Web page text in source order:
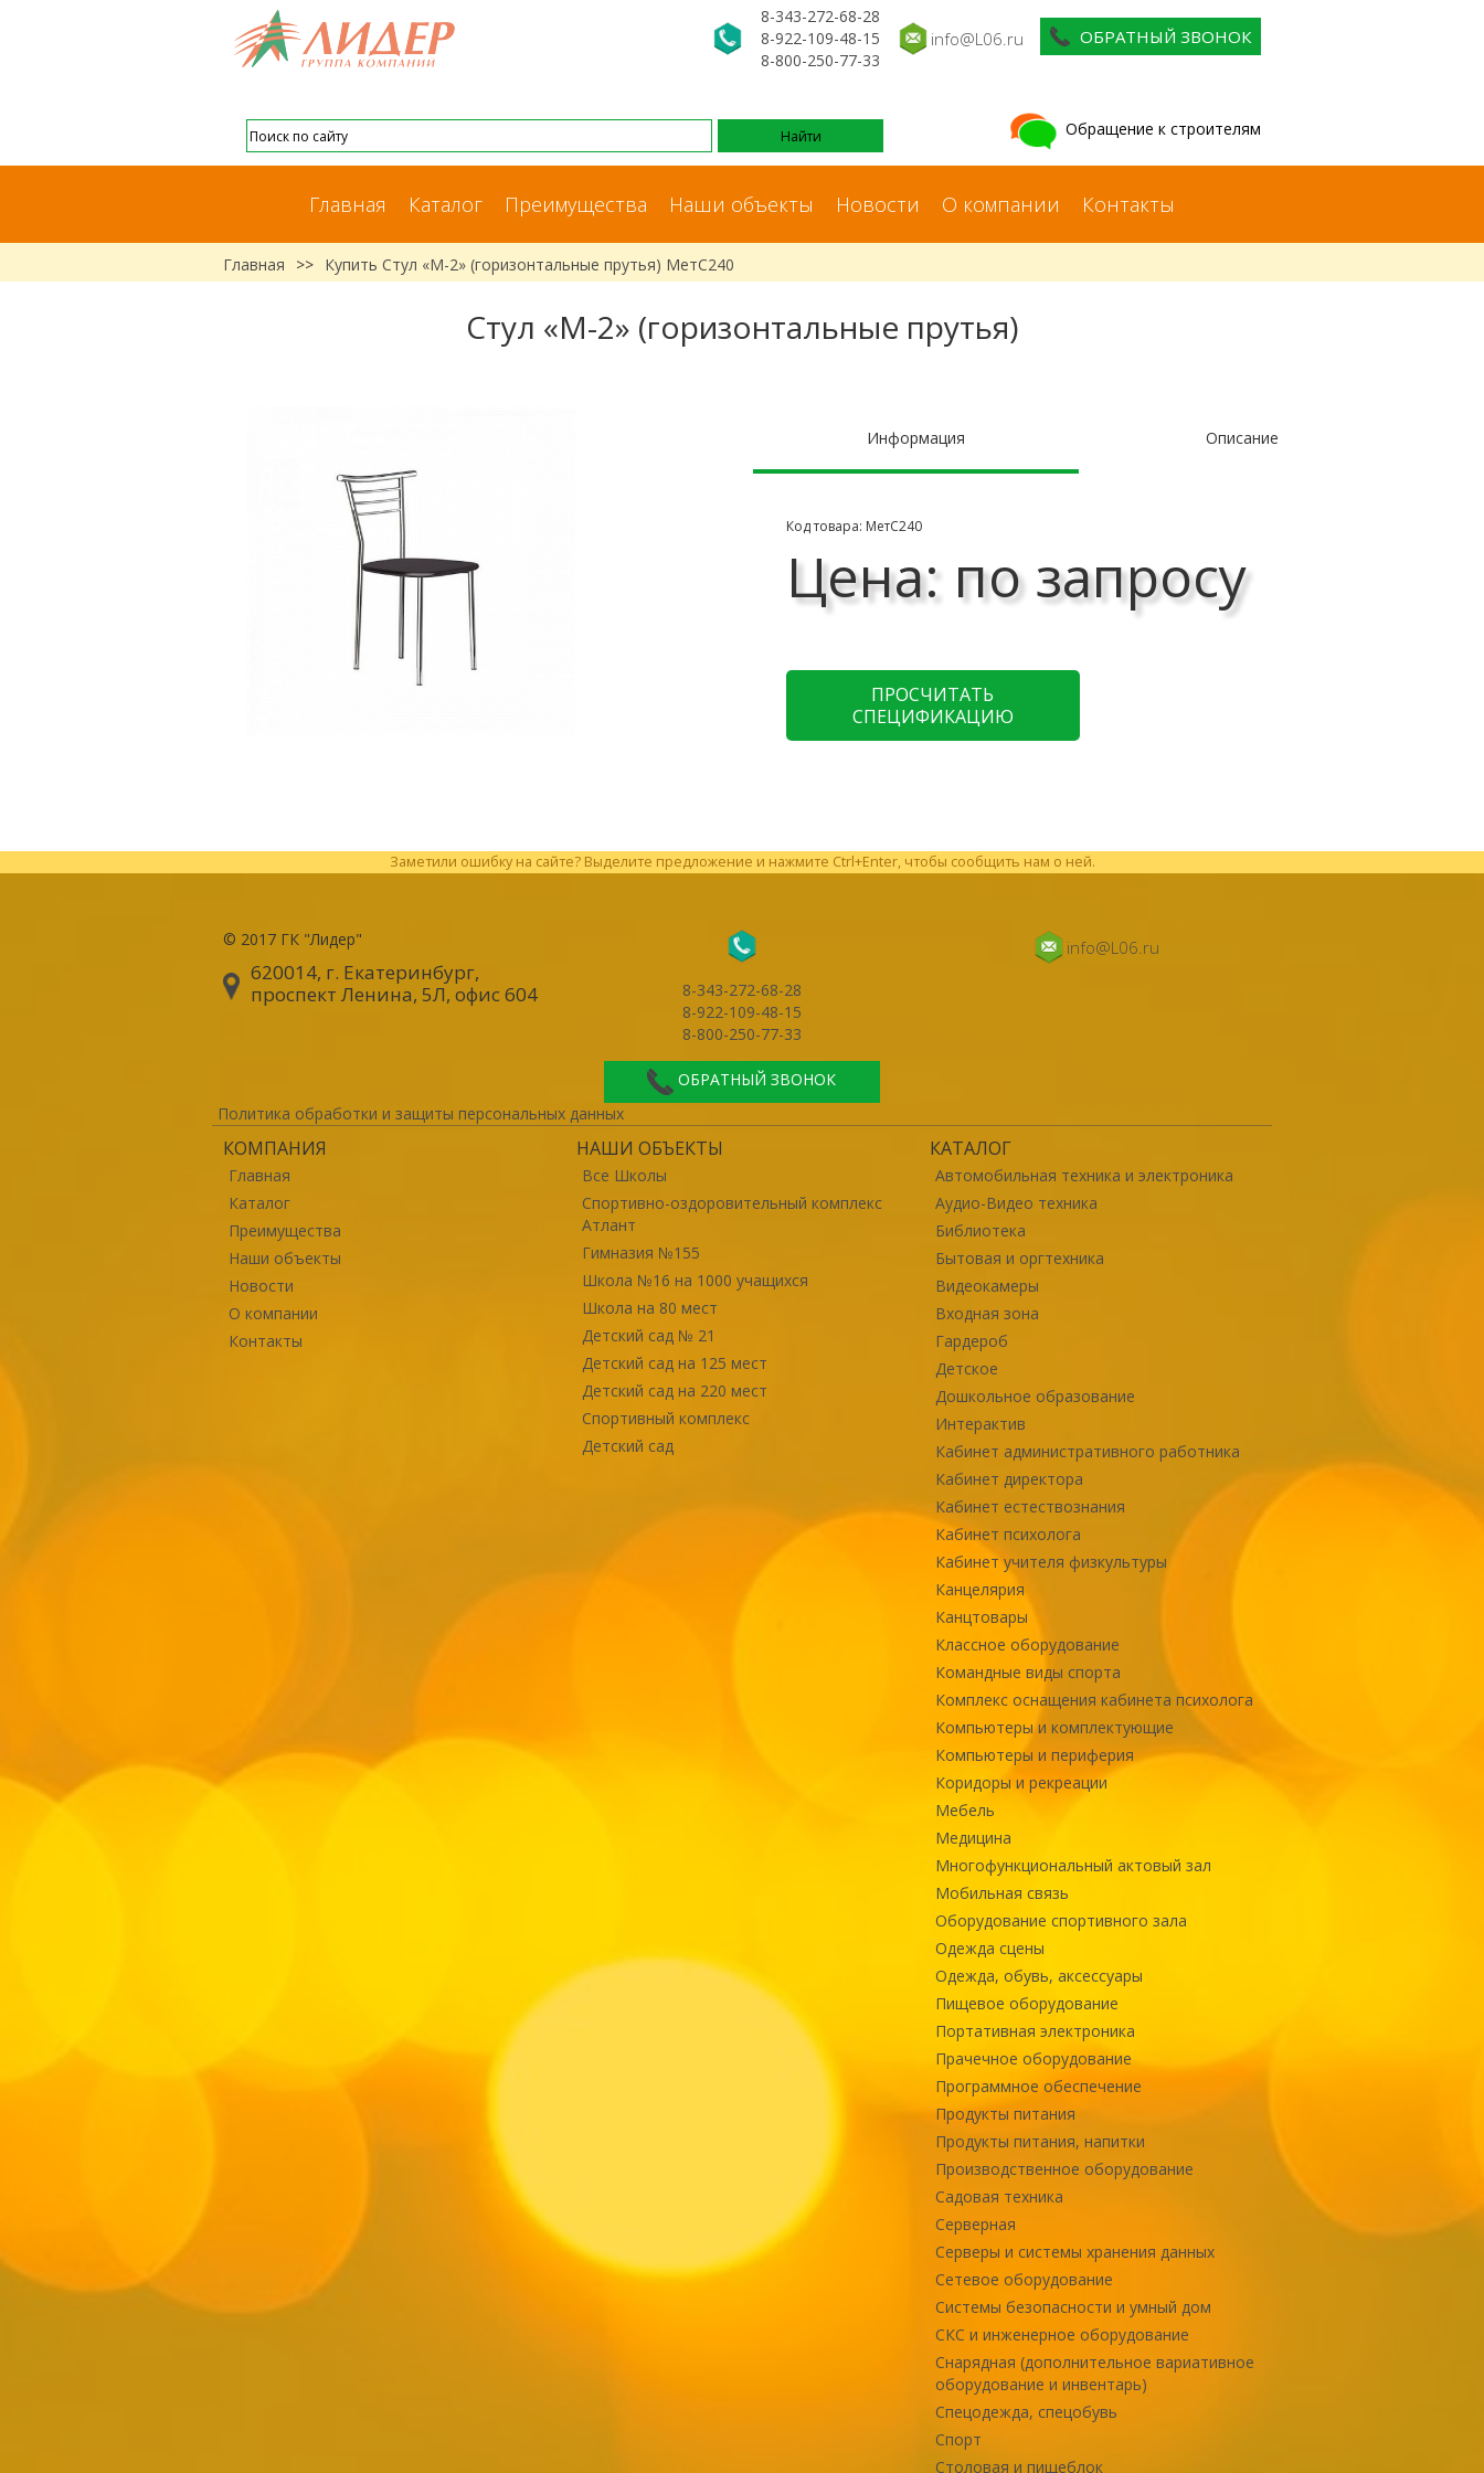
8-343-272-68-28
8-922-109-48-15
8-800-250-77-33
info@L06.ru ОБРАТНЫЙ ЗВОНОК
Обращение к строителям
Главная Каталог Преимущества Наши объекты Новости О компании Контакты
Главная >> Купить Стул «М-2» (горизонтальные прутья) МетС240
Стул «М-2» (горизонтальные прутья)
Информация Описание
Код товара: МетС240
Цена: по запросу
ПРОСЧИТАТЬ
СПЕЦИФИКАЦИЮ
Заметили ошибку на сайте? Выделите предложение и нажмите Ctrl+Enter, чтобы сообщить нам о ней.
© 2017 ГК "Лидер"
620014, г. Екатеринбург,
проспект Ленина, 5Л, офис 604
8-343-272-68-28
8-922-109-48-15
8-800-250-77-33
ОБРАТНЫЙ ЗВОНОК
info@L06.ru
Политика обработки и защиты персональных данных
КОМПАНИЯ
Главная
Каталог
Преимущества
Наши объекты
Новости
О компании
Контакты
НАШИ ОБЪЕКТЫ
Все Школы
Спортивно-оздоровительный комплекс
Атлант
Гимназия №155
Школа №16 на 1000 учащихся
Школа на 80 мест
Детский сад № 21
Детский сад на 125 мест
Детский сад на 220 мест
Спортивный комплекс
Детский сад
КАТАЛОГ
Автомобильная техника и электроника
Аудио-Видео техника
Библиотека
Бытовая и оргтехника
Видеокамеры
Входная зона
Гардероб
Детское
Дошкольное образование
Интерактив
Кабинет административного работника
Кабинет директора
Кабинет естествознания
Кабинет психолога
Кабинет учителя физкультуры
Канцелярия
Канцтовары
Классное оборудование
Командные виды спорта
Комплекс оснащения кабинета психолога
Компьютеры и комплектующие
Компьютеры и периферия
Коридоры и рекреации
Мебель
Медицина
Многофункциональный актовый зал
Мобильная связь
Оборудование спортивного зала
Одежда сцены
Одежда, обувь, аксессуары
Пищевое оборудование
Портативная электроника
Прачечное оборудование
Программное обеспечение
Продукты питания
Продукты питания, напитки
Производственное оборудование
Садовая техника
Серверная
Серверы и системы хранения данных
Сетевое оборудование
Системы безопасности и умный дом
СКС и инженерное оборудование
Снарядная (дополнительное вариативное
оборудование и инвентарь)
Спецодежда, спецобувь
Спорт
Столовая и пищеблок